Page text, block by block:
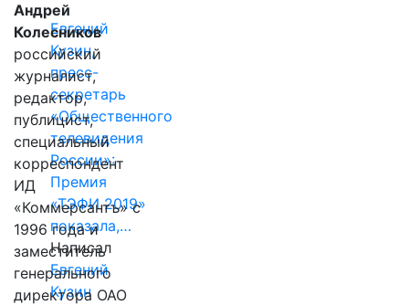
Евгений
Кузин,
пресс-
секретарь
«Общественного
телевидения
России»:
Премия
«ТЭФИ 2019»
показала,…
Написал
Евгений
Кузин
Андрей
Колесников
российский
журналист,
редактор,
публицист,
специальный
корреспондент
ИД
«Коммерсантъ» с
1996 года и
заместитель
генерального
директора ОАО